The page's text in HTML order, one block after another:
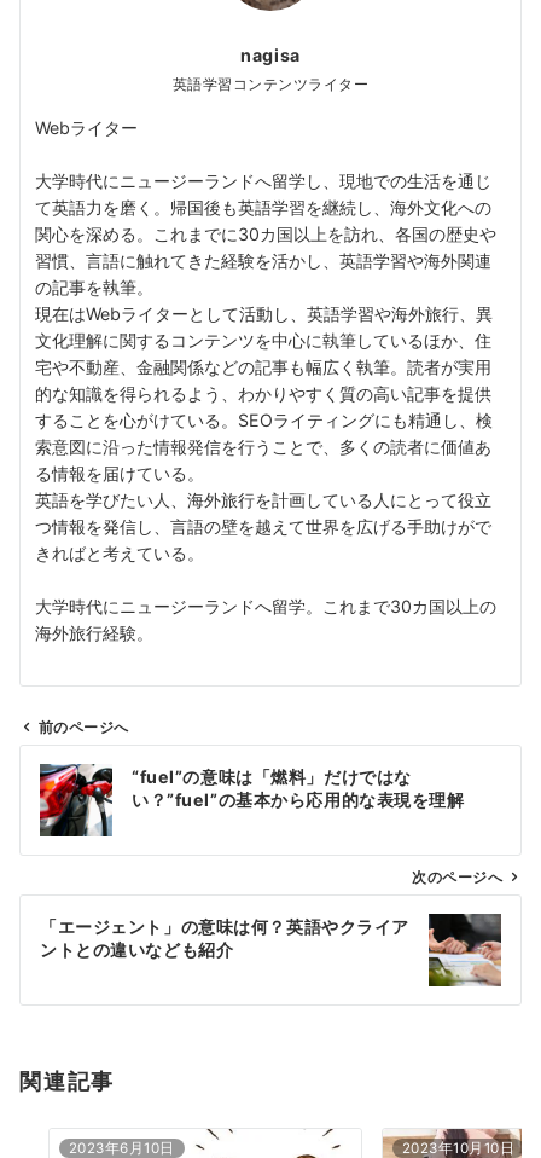
nagisa
英語学習コンテンツライター
Webライター
大学時代にニュージーランドへ留学し、現地での生活を通じ
て英語力を磨く。帰国後も英語学習を継続し、海外文化への
関心を深める。これまでに30カ国以上を訪れ、各国の歴史や
習慣、言語に触れてきた経験を活かし、英語学習や海外関連
の記事を執筆。
現在はWebライターとして活動し、英語学習や海外旅行、異
文化理解に関するコンテンツを中心に執筆しているほか、住
宅や不動産、金融関係などの記事も幅広く執筆。読者が実用
的な知識を得られるよう、わかりやすく質の高い記事を提供
することを心がけている。SEOライティングにも精通し、検
索意図に沿った情報発信を行うことで、多くの読者に価値あ
る情報を届けている。
英語を学びたい人、海外旅行を計画している人にとって役立
つ情報を発信し、言語の壁を越えて世界を広げる手助けがで
きればと考えている。
大学時代にニュージーランドへ留学。これまで30カ国以上の
海外旅行経験。
ン
前のページへ
“fuel”の意味は「燃料」だけではな
い？”fuel”の基本から応用的な表現を理解
次のページへ
「エージェント」の意味は何？英語やクライア
ントとの違いなども紹介
関連記事
2023年6月10日 2023年10月10日